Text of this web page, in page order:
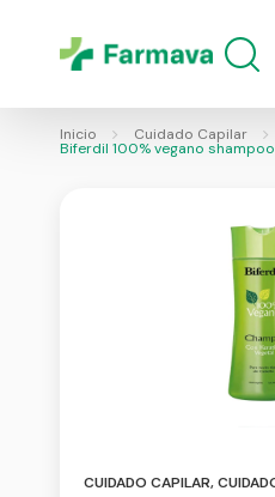
Inicio Cuidado Capilar
Biferdil 100% vegano
CUIDADO CAPILAR,